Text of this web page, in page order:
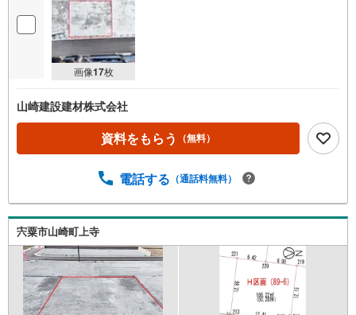
画像17枚
山崎建設建材株式会社
資料をもらう （無料）
電話する （通話料無料）
宍粟市山崎町上寺